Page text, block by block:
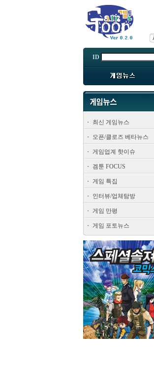
ID
최신 게임뉴스
오픈/클로즈 베타뉴스
게임업계 핫이슈
겜툰 FOCUS
게임 특집
인터뷰/업체탐방
게임 만평
게임 포토뉴스